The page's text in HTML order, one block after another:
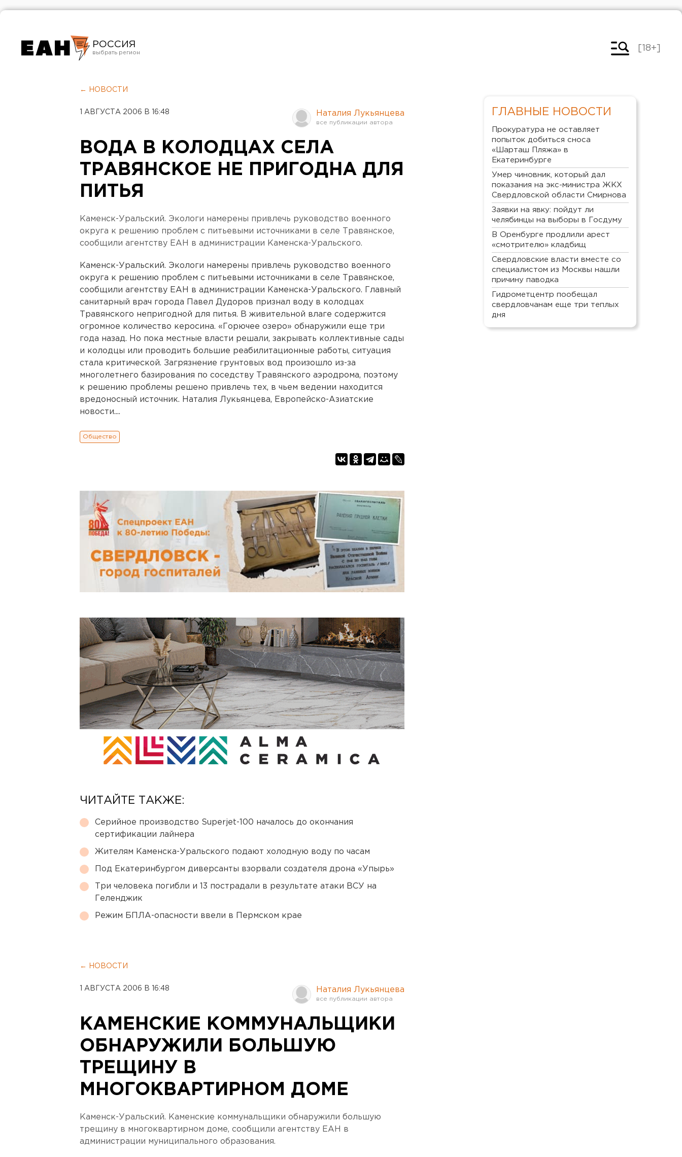
РОССИЯ
Челябинск
[18+]
← НОВОСТИ
1 АВГУСТА 2006 В 16:48 Наталия Лукьянцева
ВОДА В КОЛОДЦАХ СЕЛА
ТРАВЯНСКОЕ НЕ ПРИГОДНА ДЛЯ
ПИТЬЯ
Каменск-Уральский. Экологи намерены привлечь руководство военного
округа к решению проблем с питьевыми источниками в селе Травянское,
сообщили агентству ЕАН в администрации Каменска-Уральского.
Каменск-Уральский. Экологи намерены привлечь руководство военного
округа к решению проблем с питьевыми источниками в селе Травянское,
сообщили агентству ЕАН в администрации Каменска-Уральского. Главный
санитарный врач города Павел Дудоров признал воду в колодцах
Травянского непригодной для питья. В живительной влаге содержится
огромное количество керосина. «Горючее озеро» обнаружили еще три
года назад. Но пока местные власти решали, закрывать коллективные сады
и колодцы или проводить большие реабилитационные работы, ситуация
стала критической. Загрязнение грунтовых вод произошло из-за
многолетнего базирования по соседству Травянского аэродрома, поэтому
к решению проблемы решено привлечь тех, в чьем ведении находится
вредоносный источник. Наталия Лукьянцева, Европейско-Азиатские
новости....
Общество
ЧИТАЙТЕ ТАКЖЕ:
Серийное производство Superjet-100 началось до окончания
сертификации лайнера
Жителям Каменска-Уральского подают холодную воду по часам
Под Екатеринбургом диверсанты взорвали создателя дрона «Упырь»
Три человека погибли и 13 пострадали в результате атаки ВСУ на
Геленджик
Режим БПЛА-опасности ввели в Пермском крае
← НОВОСТИ
1 АВГУСТА 2006 В 16:48 Наталия Лукьянцева
КАМЕНСКИЕ КОММУНАЛЬЩИКИ
ОБНАРУЖИЛИ БОЛЬШУЮ
ТРЕЩИНУ В
МНОГОКВАРТИРНОМ ДОМЕ
Каменск-Уральский. Каменские коммунальщики обнаружили большую
трещину в многоквартирном доме, сообщили агентству ЕАН в
администрации муниципального образования.
ГЛАВНЫЕ НОВОСТИ
Прокуратура не оставляет
попыток добиться сноса
«Шарташ Пляжа» в
Екатеринбурге
Умер чиновник, который дал
показания на экс-министра ЖКХ
Свердловской области Смирнова
Заявки на явку: пойдут ли
челябинцы на выборы в Госдуму
В Оренбурге продлили арест
«смотрителю» кладбищ
Свердловские власти вместе со
специалистом из Москвы нашли
причину паводка
Гидрометцентр пообещал
свердловчанам еще три теплых
дня